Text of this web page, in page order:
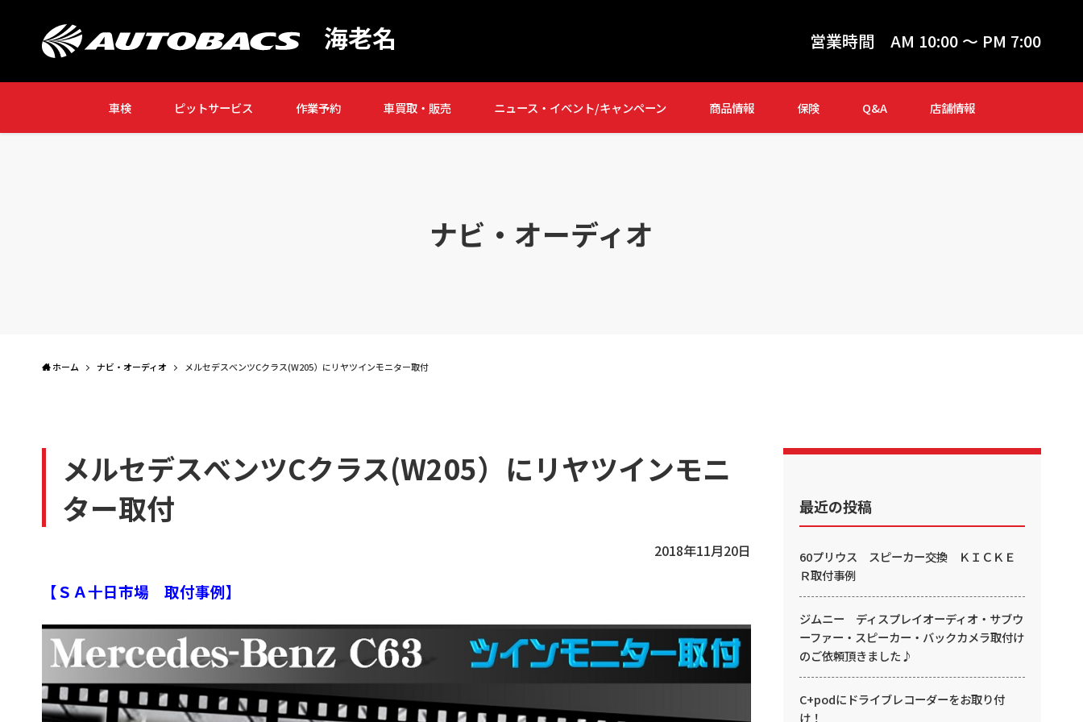
海老名 営業時間 AM 10:00 ～ PM 7:00
車検 ピットサービス 作業予約 車買取・販売 ニュース・イベント/キャンペーン 商品情報 保険 Q&A 店舗情報
ナビ・オーディオ
ホーム ナビ・オーディオ メルセデスべンツCクラス(W205）にリヤツインモニター取付
メルセデスべンツCクラス(W205）にリヤツインモニ
ター取付
2018年11月20日
【ＳＡ十日市場 取付事例】
最近の投稿
60プリウス スピーカー交換 ＫＩＣＫＥ
Ｒ取付事例
ジムニー ディスプレイオーディオ・サブウ
ーファー・スピーカー・バックカメラ取付け
のご依頼頂きました♪
C+podにドライブレコーダーをお取り付
け！